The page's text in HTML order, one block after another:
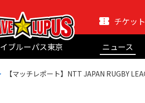
ブルーパス東京
チケット
ニュース
【マッチレポート】NTT JAPAN RUGBY